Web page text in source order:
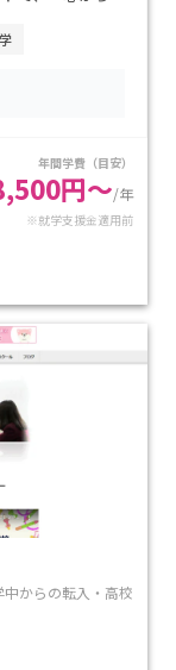
4分と非常に便
費約3.6万～6万
除される場合
年間学費（目安）
円～/年
※就学支援金適用前
からの転入・高校